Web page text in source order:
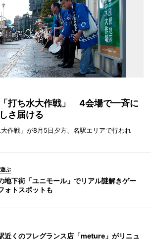
打ち水大作戦」 4会場で一斉に
さ届ける
大作戦」が8月5日夕方、名駅エリアで行われ
ぶ
地下街「ユニモール」でリアル謎解きゲー
トスポットも
近くのフレグランス店「meture」がリニュ